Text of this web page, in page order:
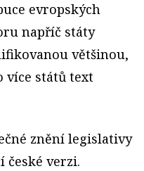
evropských
napříč státy
většinou,
více států text
znění legislativy
české verzi.